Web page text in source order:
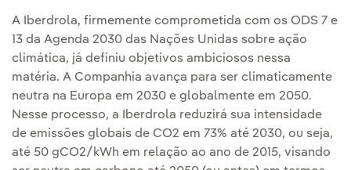
A Iberdrola, firmemente comprometida com os ODS 7 e
13 da Agenda 2030 das Nações Unidas sobre ação
climática, já definiu objetivos ambiciosos nessa
matéria. A Companhia avança para ser climaticamente
neutra na Europa em 2030 e globalmente em 2050.
Nesse processo, a Iberdrola reduzirá sua intensidade
de emissões globais de CO2 em 73% até 2030, ou seja,
até 50 gCO2/kWh em relação ao ano de 2015, visando